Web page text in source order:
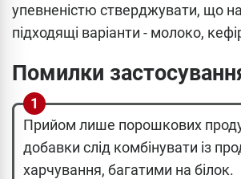
упевненістю стверджувати, що
підходящі варіанти - молоко,
Помилки
Прийом лише порошкових
добавки слід комбінувати із
харчування, багатими на білок.